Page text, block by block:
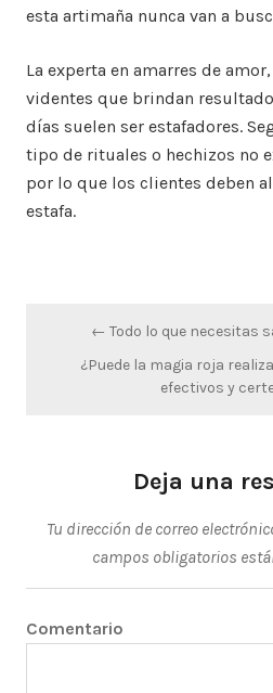
esta artimaña nunca van a
La experta en amarres de
videntes que brindan
días suelen ser estafadores.
tipo de rituales o hechizos no
por lo que los clientes deben
estafa.
Navegación
← Todo lo que necesitas
¿Puede la magia roja
efectivos y
Deja una
Tu dirección de correo
campos obligatorios
Comentario